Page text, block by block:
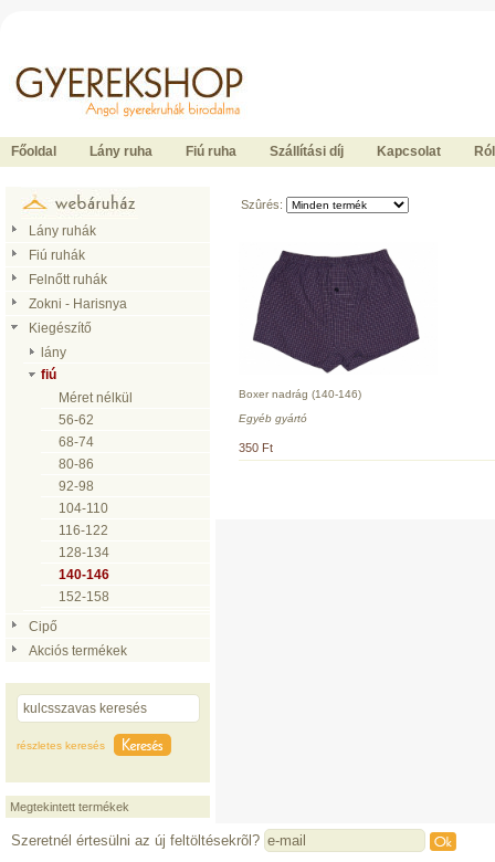
Főoldal Lány ruha Fiú ruha Szállítási díj Kapcsolat
Lány ruhák
Fiú ruhák
Felnőtt ruhák
Zokni - Harisnya
Kiegészítő
lány
fiú
Méret nélkül
56-62
68-74
80-86
92-98
104-110
116-122
128-134
140-146
152-158
Cipő
Akciós termékek
részletes keresés
Megtekintett termékek
Szûrés:
Boxer nadrág (140-146)
Egyéb gyártó
350 Ft
Szeretnél értesülni az új feltöltésekrõl?